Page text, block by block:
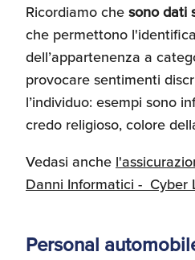
Ricordiamo chesono dati
che permettono
dell’appartenenza a
provocare sentimenti
l’individuo: esempi sono
credo religioso, colore
Vedasi anche
Danni Informatici - Cyber
Personal